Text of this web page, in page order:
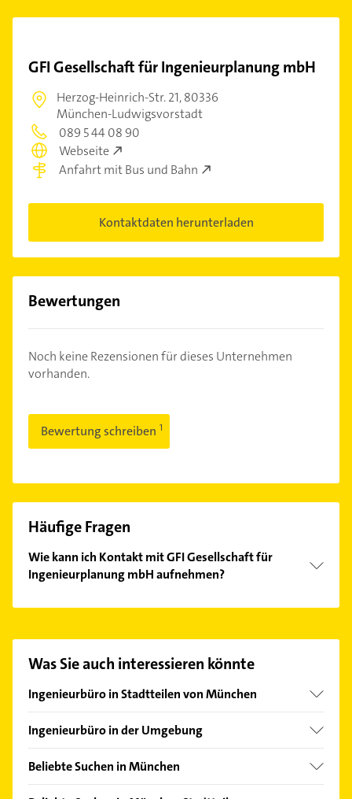
GFI Gesellschaft für Ingenieurplanung mbH
Herzog-Heinrich-Str. 21,80336
München-Ludwigsvorstadt
089 5 44 08 90
Webseite
Anfahrt mit Bus und Bahn
Kontaktdaten herunterladen
Bewertungen
Noch keine Rezensionen für dieses Unternehmen
vorhanden.
Bewertung schreiben
Häufige Fragen
Wie kann ich Kontakt mit GFI Gesellschaft für
Ingenieurplanung mbH aufnehmen?
Hier finden Sie alleKontaktdaten
Was Sie auch interessieren könnte
Ingenieurbüro in Stadtteilen von München
Allach
Am Hart
Ingenieurbüro in der Umgebung
Neuried Kreis München
Beliebte Suchen in München
Lackiererei